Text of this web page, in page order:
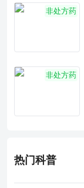
非处方药
非处方药
热门科普